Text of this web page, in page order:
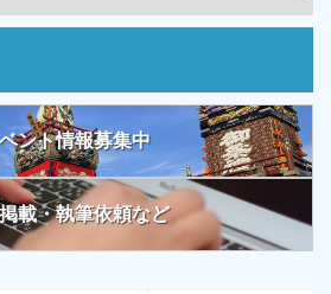
ント情報募集中
載・執筆依頼など